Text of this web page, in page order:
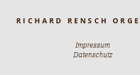
RICHARD RENSCH
Impressum
Datenschutz